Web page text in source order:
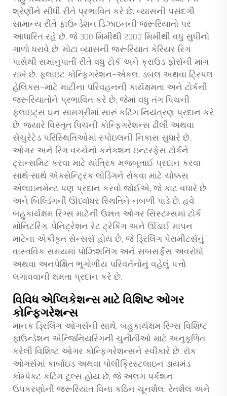
શ્રેણીને સીધી રીતે પ્રભાવિત કરે છે. વ્યાસની પસંદગી
સામાન્ય રીતે ફાઉન્ડેશન ડિઝાઇનની જરૂરિયાતો પર
આધારિત રહે છે, જે 300 મિમીથી 2000 મિમીથી વધુ સુધીનો
ગાળો ધરાવે છે; મોટા વ્યાસની જરૂરિયાત કેરિયર રિગ
પાસેથી સમાનુપાતી રીતે વધુ ટોર્ક અને ક્રાઉડ ફોર્સની માંગ
રાખે છે. ફ્લાઇટ કોન્ફિગરેશન—એકલ, ડબલ અથવા ટ્રિપલ
હેલિક્સ—માટે માટીના પરિવહનની કાર્યક્ષમતા અને ટોર્કની
જરૂરિયાતોને પ્રભાવિત કરે છે, જેમાં વધુ તંગ પિચની
ફ્લાઇટ્સ ઘન સામગ્રીમાં સારું કટિંગ નિયંત્રણ પ્રદાન કરે
છે, જ્યારે વિસ્તૃત પિચની કોન્ફિગરેશન્સ ઢીલી અથવા
સેચુરેટેડ પરિસ્થિતિઓમાં સ્પોઇલની નિકાસ સુધારે છે.
ઓગર અને રિગ વચ્ચેનો કનેક્શન ઇન્ટરફેસ ટોર્કને
ટ્રાન્સમિટ કરવા માટે યાંત્રિક મજબૂતાઈ પ્રદાન કરવા
સાથે-સાથે એક્સેન્ટ્રિક લોડિંગને રોકવા માટે ચોક્કસ
એલાઇનમેન્ટ પણ પ્રદાન કરવો જોઈએ, જે કાટ વધારે છે
અને બિલ્ડિંગની ઊર્ધ્વાધર સ્થિતિને નબળી પાડે છે. હવે
બહુકાર્યક્ષમ રિગ્સ માટેની ઉન્નત ઓગર સિસ્ટમ્સમાં ટોર્ક
મોનિટરિંગ, પેનિટ્રેશન રેટ ટ્રેકિંગ અને ઊંડાઈ માપન
માટેના એકીકૃત સેન્સર્સ હોય છે, જે ડ્રિલિંગ પેરામીટર્સનું
વાસ્તવિક સમયમાં પોઝિશનિંગ અને સબસર્ફેસ અવરોધો
અથવા અનપેક્ષિત ભૂગોળીય પરિવર્તનોનું વહેલું પત્તો
લગાવવાની ક્ષમતા પ્રદાન કરે છે.
વિવિધ એપ્લિકેશન્સ માટે વિશિષ્ટ ઓગર
કોન્ફિગરેશન્સ
માનક ડ્રિલિંગ ઓગર્સની સાથે, બહુકાર્યક્ષમ રિગ્સ વિશિષ્ટ
ફાઉન્ડેશન એન્જિનિયરિંગની ચુનૌતીઓ માટે અનુકૂળિત
કરેલી વિશિષ્ટ ઓગર કોન્ફિગરેશન્સને સ્વીકારે છે. રૉક
ઓગર્સમાં કાર્બાઇડ અથવા પોલીક્રિસ્ટલાઇન ડાયમંડ
કોમ્પેક્ટ કટિંગ ટૂલ્સ હોય છે, જે અલગ પર્કશન
ઉપકરણોની જરૂરિયાત વિના કઠિન ચૂનશૈલ, રેતશૈલ અને